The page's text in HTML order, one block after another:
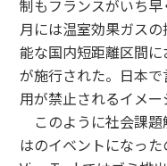
制もフランスがいち
月には温室効果ガス
能な国内短距離区間
が施行された。日本
用が禁止されるイメー
このように社会課題
はのイベントになった